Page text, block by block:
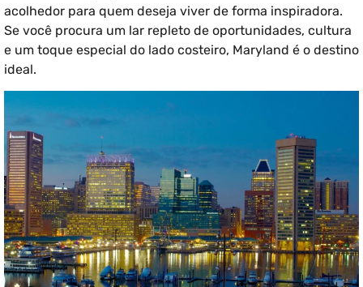
acolhedor para quem deseja viver de forma inspiradora.
Se você procura um lar repleto de oportunidades, cultura
e um toque especial do lado costeiro, Maryland é o destino
ideal.